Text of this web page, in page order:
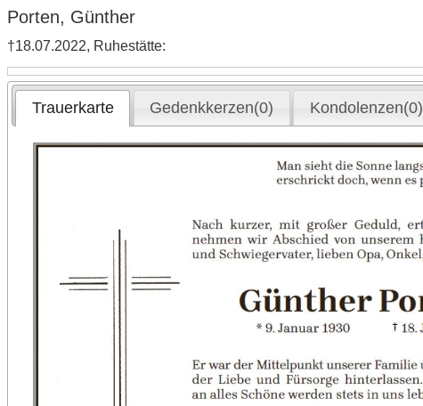
Porten, Günther
†18.07.2022, Ruhestätte:
Trauerkarte Gedenkkerzen(0) Kondolenzen(0)